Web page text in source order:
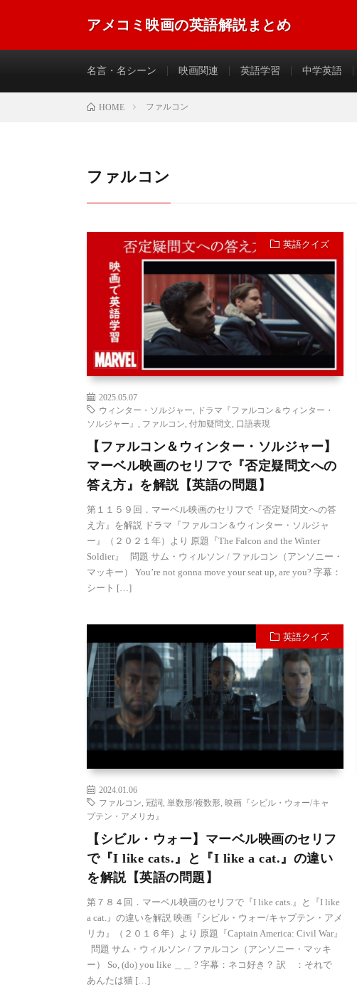
アメコミ映画の英語解説まとめ
名言・名シーン 映画関連 英語学習 中学英語
HOME ファルコン
ファルコン
英語クイズ
2025.05.07
ウィンター・ソルジャー, ドラマ『ファルコン＆ウィンター・
ソルジャー』 , ファルコン, 付加疑問文, 口語表現
【ファルコン＆ウィンター・ソルジャー】
マーベル映画のセリフで『否定疑問文への
答え方』を解説【英語の問題】
第１１５９回．マーベル映画のセリフで『否定疑問文への答
え方』を解説 ドラマ『ファルコン＆ウィンター・ソルジャ
ー』（２０２１年）より 原題『The Falcon and the Winter
Soldier』 問題 サム・ウィルソン / ファルコン（アンソニー・
マッキー） You’re not gonna move your seat up, are you? 字幕：
シート […]
英語クイズ
2024.01.06
ファルコン, 冠詞 , 単数形/複数形, 映画『シビル・ウォー/キャ
プテン・アメリカ』
【シビル・ウォー】マーベル映画のセリフ
で『I like cats.』と『I like a cat.』の違い
を解説【英語の問題】
第７８４回．マーベル映画のセリフで『I like cats.』と『I like
a cat.』の違いを解説 映画『シビル・ウォー/キャプテン・アメ
リカ』（２０１６年）より 原題『Captain America: Civil War』
問題 サム・ウィルソン / ファルコン（アンソニー・マッキ
ー） So, (do) you like ＿＿ ? 字幕：ネコ好き？ 訳 ：それで
あんたは猫 […]